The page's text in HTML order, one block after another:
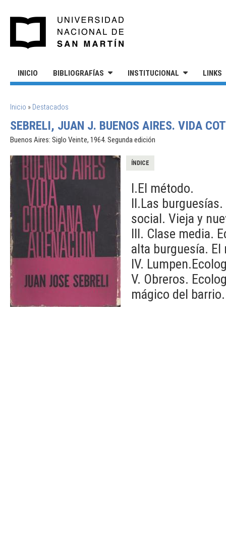
INICIO BIBLIOGRAFÍAS INSTITUCIONAL LINKS
SE ENCUENTRA USTED AQUÍ
Inicio » Destacados
SEBRELI, JUAN J. BUENOS AIRES. VIDA
Buenos Aires: Siglo Veinte, 1964. Segunda edición
ÍNDICE
I.El método.
II.Las
social. Vieja y
III. Clase media.
alta burguesía.
IV.
V. Obreros.
mágico del